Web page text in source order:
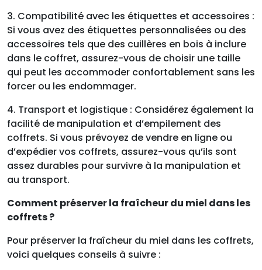
3. Compatibilité avec les étiquettes et accessoires :
Si vous avez des étiquettes personnalisées ou des
accessoires tels que des cuillères en bois à inclure
dans le coffret, assurez-vous de choisir une taille
qui peut les accommoder confortablement sans les
forcer ou les endommager.
4. Transport et logistique : Considérez également la
facilité de manipulation et d’empilement des
coffrets. Si vous prévoyez de vendre en ligne ou
d’expédier vos coffrets, assurez-vous qu’ils sont
assez durables pour survivre à la manipulation et
au transport.
Comment préserver la fraîcheur du miel dans les
coffrets ?
Pour préserver la fraîcheur du miel dans les coffrets,
voici quelques conseils à suivre :